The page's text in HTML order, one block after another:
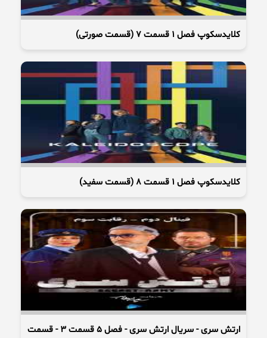
کلایدسکوپ فصل 1 قسمت 7 (قسمت صورتی)
کلایدسکوپ فصل 1 قسمت 8 (قسمت سفید)
ارتش سری - سریال ارتش سری - فصل 5 قسمت 3 - قسمت